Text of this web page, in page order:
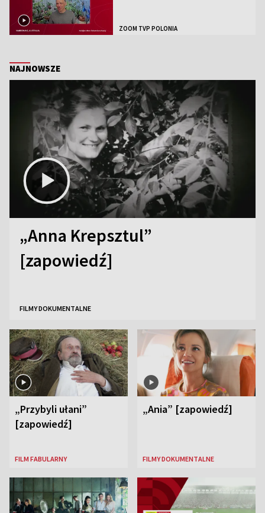
ZOOM TVP POLONIA
NAJNOWSZE
„Anna Krepsztul”
[zapowiedź]
FILMY DOKUMENTALNE
„Przybyli ułani”
[zapowiedź]
FILM FABULARNY
„Ania” [zapowiedź]
FILMY DOKUMENTALNE